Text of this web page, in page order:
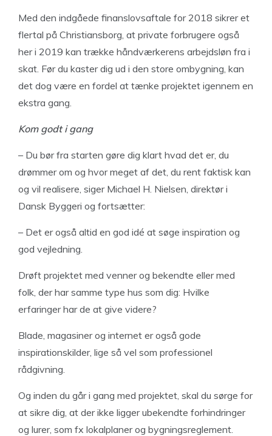
Med den indgåede finanslovsaftale for 2018 sikrer et
flertal på Christiansborg, at private forbrugere også
her i 2019 kan trække håndværkerens arbejdsløn fra i
skat. Før du kaster dig ud i den store ombygning, kan
det dog være en fordel at tænke projektet igennem en
ekstra gang.
Kom godt i gang
– Du bør fra starten gøre dig klart hvad det er, du
drømmer om og hvor meget af det, du rent faktisk kan
og vil realisere, siger Michael H. Nielsen, direktør i
Dansk Byggeri og fortsætter:
– Det er også altid en god idé at søge inspiration og
god vejledning.
Drøft projektet med venner og bekendte eller med
folk, der har samme type hus som dig: Hvilke
erfaringer har de at give videre?
Blade, magasiner og internet er også gode
inspirationskilder, lige så vel som professionel
rådgivning.
Og inden du går i gang med projektet, skal du sørge for
at sikre dig, at der ikke ligger ubekendte forhindringer
og lurer, som fx lokalplaner og bygningsreglement.